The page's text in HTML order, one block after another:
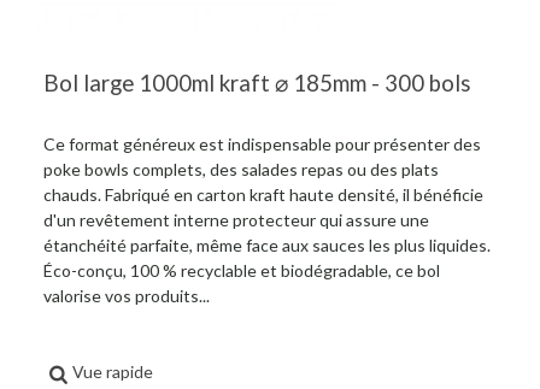
Bol large 1000ml kraft ⌀ 185mm - 300 bols
Ce format généreux est indispensable pour présenter des
poke bowls complets, des salades repas ou des plats
chauds. Fabriqué en carton kraft haute densité, il bénéficie
d'un revêtement interne protecteur qui assure une
étanchéité parfaite, même face aux sauces les plus liquides.
Éco-conçu, 100 % recyclable et biodégradable, ce bol
valorise vos produits...
Vue rapide